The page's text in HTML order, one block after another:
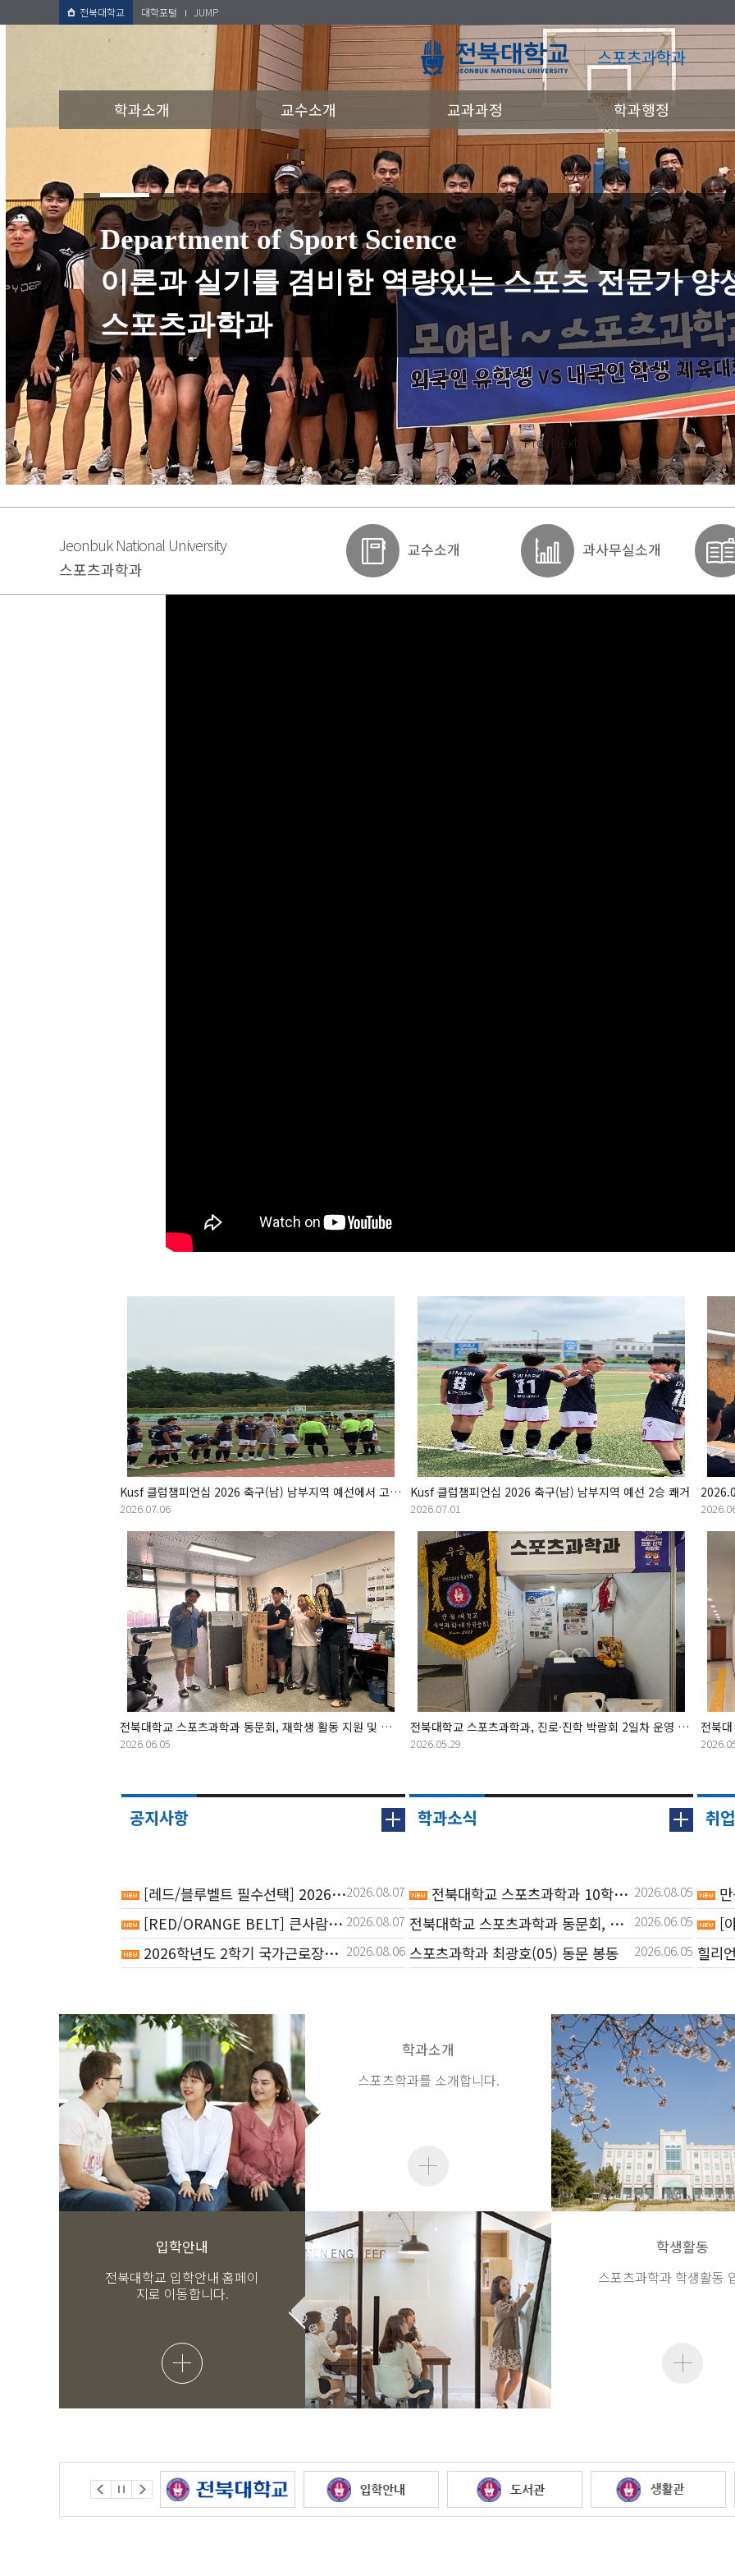
전북대학교 대학포털 JUMP
스포츠과학과
학과소개 교수소개 교과과정 학과행정
PrevNext
Department of Sport Science
이론과 실기를 겸비한 역량있는 스포츠 전문가 양
스포츠과학과
Jeonbuk National University
스포츠과학과
교수소개 과사무실소개
Kusf 클럽챔피언십 2026 축구(남) 남부지역 예선에서 고배를 마셨다.
2026.07.06
Kusf 클럽챔피언십 2026 축구(남) 남부지역 예선 2승 쾌거
2026.07.01
전북대학교 스포츠과학과 동문회, 재학생 활동 지원 및 교육환경 개선을 위한 후원
2026.06.05
전북대학교 스포츠과학과, 진로·진학 박람회 2일차 운영 성료 (2026.05.29)
2026.05.29
공지사항
[레드/블루벨트 필수선택] 2026학년도 하계 NCS 직업기초능력평가 집중교육 참여자 모집 2026.08.07
[RED/ORANGE BELT] 큰사람프로젝트 AI 면접 항목 이수 방법 안내 2026.08.07
2026학년도 2학기 국가근로장학 희망근로지 신청 안내(8/7-8/17) 2026.08.06
2026학년도 2학기 분할납부 신청 안내
전북대학교 온라인 취업 지원 시스템 이용 안내(종합)
학과소식
전북대학교 스포츠과학과 10학번 김대 2026.08.05
전북대학교 스포츠과학과 동문회, 재학 2026.06.05
스포츠과학과 최광호(05) 동문 봉동 2026.06.05
전북대, 높은 체력 미세먼지 골격근
취
만
[
학과소개
스포츠학과를 소개합니다.
입학안내
전북대학교 입학안내 홈페이
지로 이동합니다.
학생활동
스포츠과학과 학생활동